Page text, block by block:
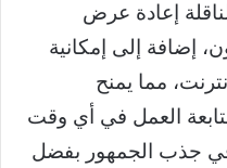
إعادة عرض
إضافة إلى إمكانية
مما يمنح
العمل في أي وقت
جذب الجمهور بفضل